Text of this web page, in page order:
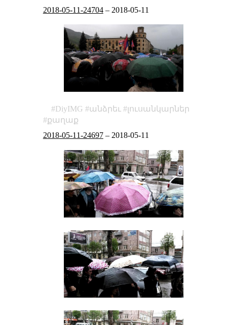
2018-05-11-24704– 2018-05-11
DiyIMG անձրեւ
լուսանկարներ
քաղաք
2018-05-11-24697– 2018-05-11